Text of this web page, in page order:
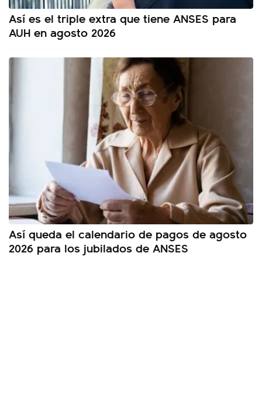
Así es el triple extra que tiene ANSES para
AUH en agosto 2026
Así queda el calendario de pagos de agosto
2026 para los jubilados de ANSES